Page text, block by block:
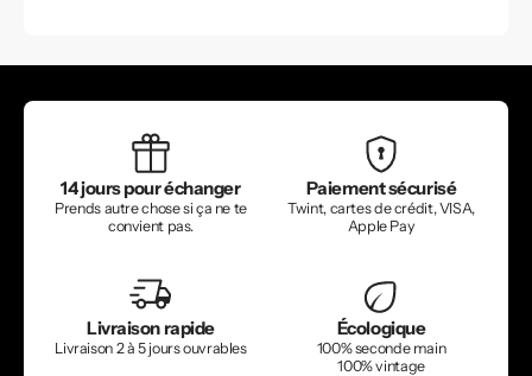
14 jours pour échanger
Prends autre chose si ça ne te
convient pas.
Paiement sécurisé
Twint, cartes de crédit, VISA,
Apple Pay
Livraison rapide
Livraison 2 à 5 jours ouvrables
Écologique
100% seconde main
100% vintage